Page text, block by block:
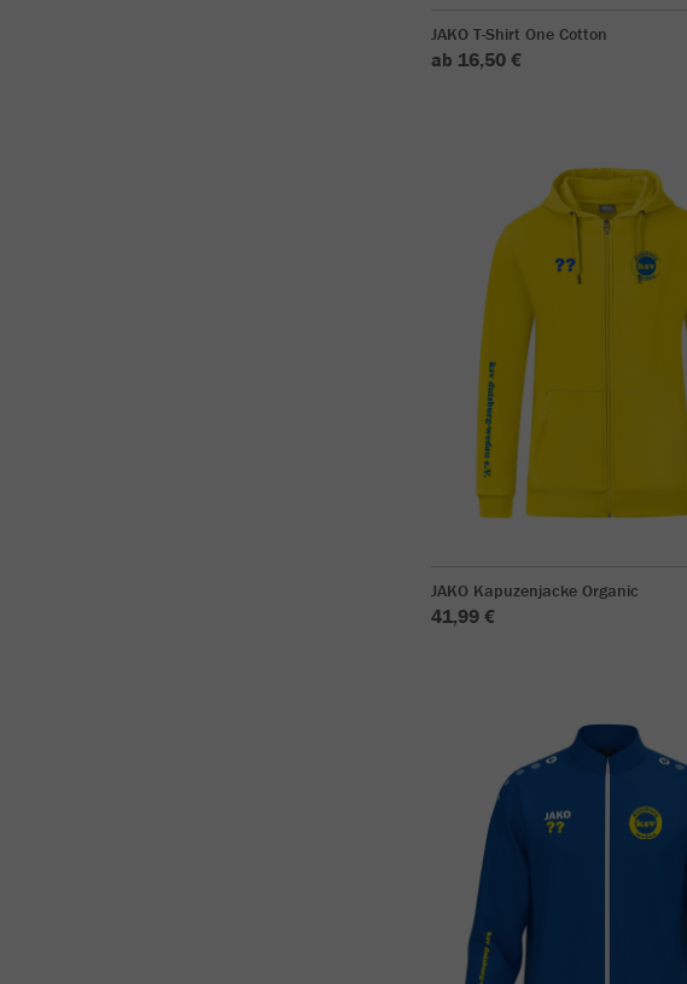
JAKO T-Shirt One Cotton
ab 16,50 €
JAKO Kapuzenjacke Organic
41,99 €